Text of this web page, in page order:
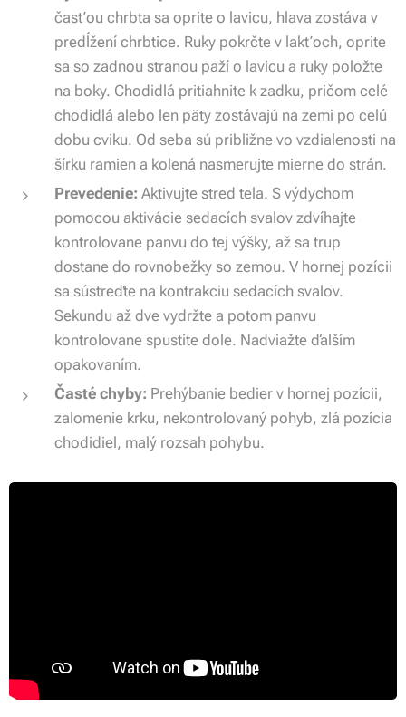
časťou chrbta sa oprite o lavicu, hlava zostáva v
predĺžení chrbtice. Ruky pokrčte v lakťoch, oprite
sa so zadnou stranou paží o lavicu a ruky položte
na boky. Chodidlá pritiahnite k zadku, pričom celé
chodidlá alebo len päty zostávajú na zemi po celú
dobu cviku. Od seba sú približne vo vzdialenosti na
šírku ramien a kolená nasmerujte mierne do strán.
Prevedenie: Aktivujte stred tela. S výdychom
pomocou aktivácie sedacích svalov zdvíhajte
kontrolovane panvu do tej výšky, až sa trup
dostane do rovnobežky so zemou. V hornej pozícii
sa sústreďte na kontrakciu sedacích svalov.
Sekundu až dve vydržte a potom panvu
kontrolovane spustite dole. Nadviažte ďalším
opakovaním.
Časté chyby: Prehýbanie bedier v hornej pozícii,
zalomenie krku, nekontrolovaný pohyb, zlá pozícia
chodidiel, malý rozsah pohybu.